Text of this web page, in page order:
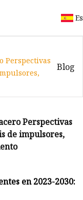
Perspectivas
Blog
Perspectivas
de impulsores,
en 2023-2030: